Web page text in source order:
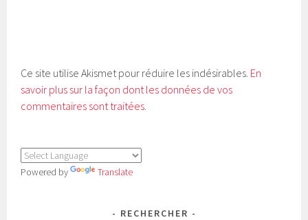
Ce site utilise Akismet pour réduire les indésirables. En
savoir plus sur la façon dont les données de vos
commentaires sont traitées.
Powered by Translate
RECHERCHER